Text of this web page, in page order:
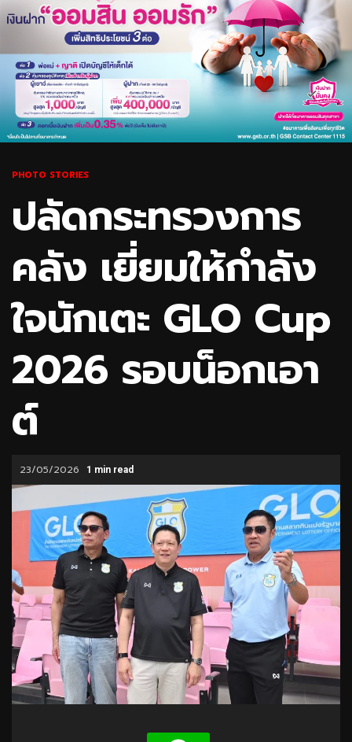
PHOTO STORIES
ปลัดกระทรวงการ
คลัง เยี่ยมให้กำลัง
ใจนักเตะ GLO Cup
2026 รอบน็อกเอา
ต์
23/05/2026 1 min read